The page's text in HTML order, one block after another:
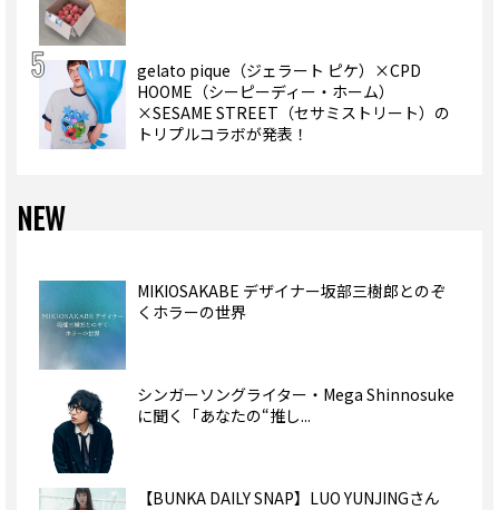
gelato pique（ジェラート ピケ）×CPD
HOOME（シーピーディー・ホーム）
×SESAME STREET（セサミストリート）の
トリプルコラボが発表！
NEW
MIKIOSAKABE デザイナー坂部三樹郎とのぞ
くホラーの世界
シンガーソングライター・Mega Shinnosuke
に聞く「あなたの“推し...
【BUNKA DAILY SNAP】LUO YUNJINGさん